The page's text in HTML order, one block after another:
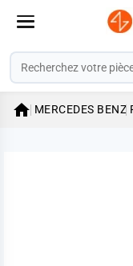
 MERCEDES BENZ